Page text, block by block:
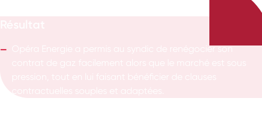
Opéra Energie a permis au syndic de renégocier son